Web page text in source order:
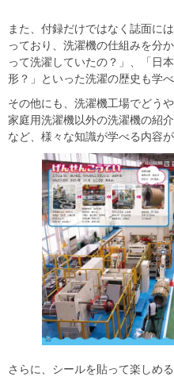
また、付録だけではなく誌面に
っており、洗濯機の仕組みを分
って洗濯していたの？」、「日
形？」といった洗濯の歴史も学べ
その他にも、洗濯機工場でどう
家庭用洗濯機以外の洗濯機の紹
など、様々な知識が学べる内容
さらに、シールを貼って楽しめ